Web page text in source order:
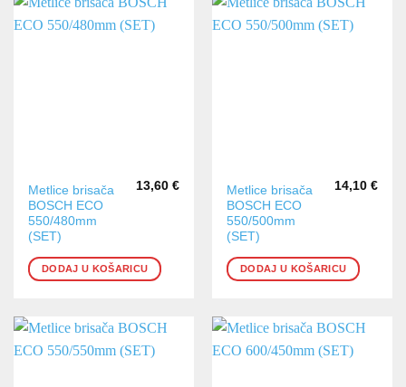
Metlice brisača
BOSCH ECO
550/480mm
(SET)
13,60 €
DODAJ U KOŠARICU
Metlice brisača
BOSCH ECO
550/500mm
(SET)
14,10 €
DODAJ U KOŠARICU